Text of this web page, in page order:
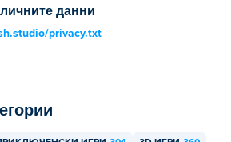
данни
privacy.txt